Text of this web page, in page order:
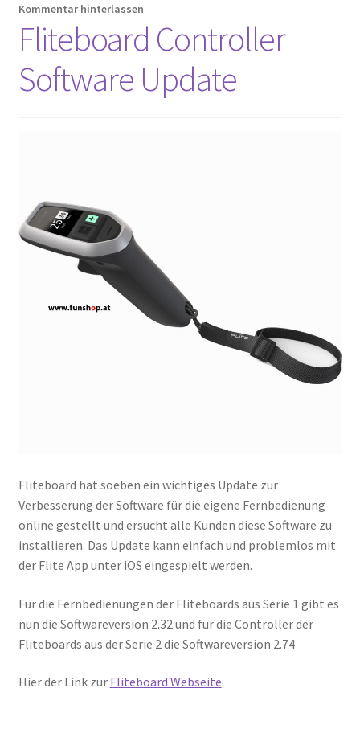
Kommentar hinterlassen
Fliteboard Controller
Software Update
Fliteboard hat soeben ein wichtiges Update zur
Verbesserung der Software für die eigene Fernbedienung
online gestellt und ersucht alle Kunden diese Software zu
installieren. Das Update kann einfach und problemlos mit
der Flite App unter iOS eingespielt werden.
Für die Fernbedienungen der Fliteboards aus Serie 1 gibt es
nun die Softwareversion 2.32 und für die Controller der
Fliteboards aus der Serie 2 die Softwareversion 2.74
Hier der Link zur Fliteboard Webseite.